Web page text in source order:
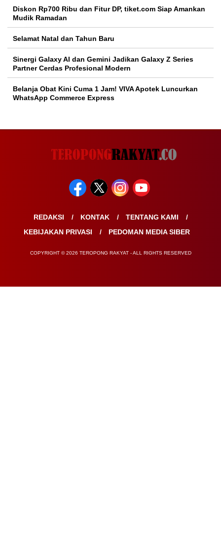
Diskon Rp700 Ribu dan Fitur DP, tiket.com Siap Amankan
Mudik Ramadan
Selamat Natal dan Tahun Baru
Sinergi Galaxy AI dan Gemini Jadikan Galaxy Z Series
Partner Cerdas Profesional Modern
Belanja Obat Kini Cuma 1 Jam! VIVA Apotek Luncurkan
WhatsApp Commerce Express
REDAKSI KONTAK
TENTANG KAMI
KEBIJAKAN PRIVASI
PEDOMAN MEDIA SIBER
COPYRIGHT © 2026 TEROPONG RAKYAT - ALL RIGHTS RESERVED